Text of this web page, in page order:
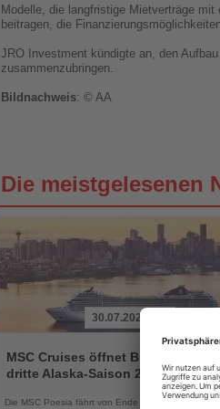
Modelle, die langfristige Mietverträge
beitragen, die
JRO Investment kündigte an, den
zusammenzubringen.
Bildnachweis: © AA
Die meistgelesenen
Sie
die
30.07.2026
MSC Cruises öffnet Buchungen für
dritte Alaska-Saison 2028
Die MSC Poesia fährt von Ende April bis Mitte